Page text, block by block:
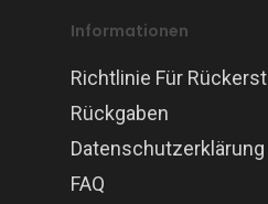
Informationen
Richtlinie Für
Rückgaben
Datenschutzerklärung
FAQ